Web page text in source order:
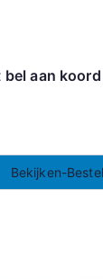
bel aan
Bekijken-